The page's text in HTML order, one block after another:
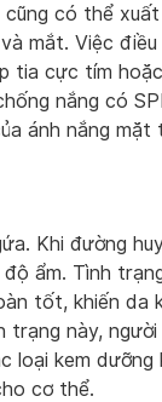
có thể xuất
mắt. Việc
tia cực tím
nắng có
ánh nắng mặt
Khi đường
ẩm. Tình
tốt, khiến da
này, người
loại kem dưỡng
cơ thể.